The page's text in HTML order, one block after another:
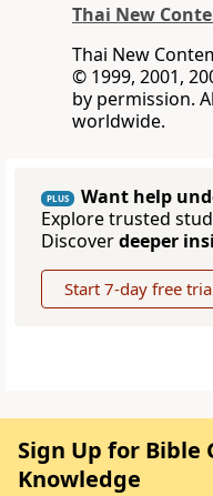
Thai New
Thai New
© 1999, 2001,
by permission.
worldwide.
PLUS
Want help
Explore trusted
Discoverdeeper
Start 7-day free
Sign Up for Bible
Knowledge